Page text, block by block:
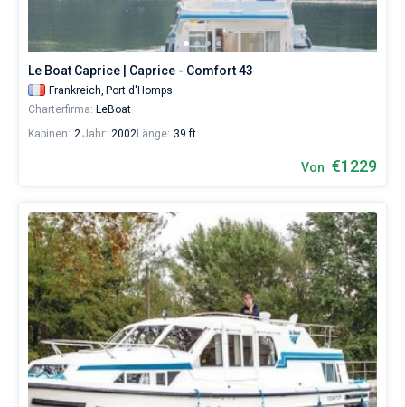
Le Boat Caprice | Caprice - Comfort 43
Frankreich, Port d'Homps
Charterfirma: LeBoat
Kabinen: 2Jahr: 2002Länge: 39 ft
Von €1229